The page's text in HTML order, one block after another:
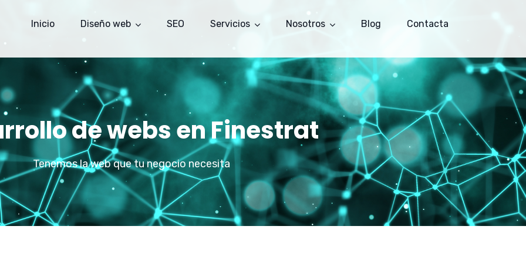
Inicio Diseño web SEO Servicios Nosotros Blog Contacta
de webs en Finestrat
Tenemos la web que tu negocio necesita